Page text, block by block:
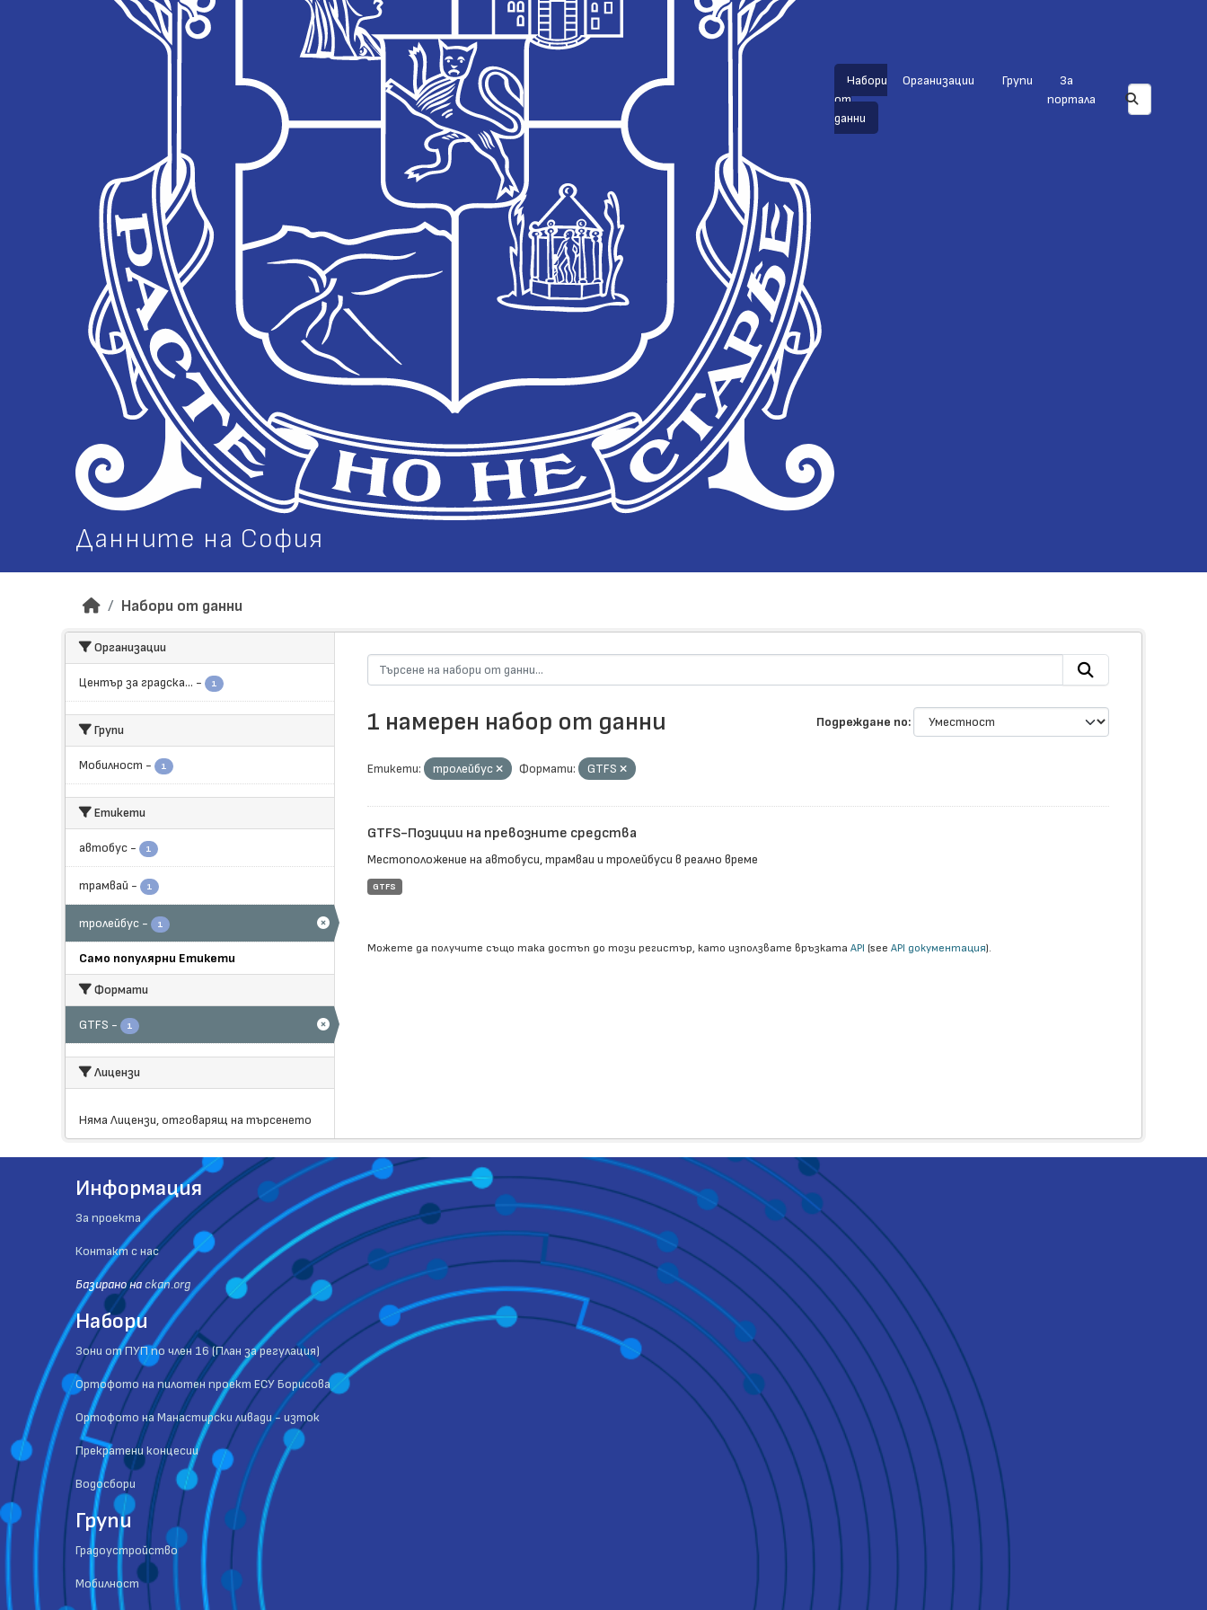
Данните на София
Набори
от
данни
Организации Групи
За
портала
Набори от данни
Организации
Център за градска... - 1
Групи
Мобилност - 1
Етикети
автобус - 1
трамвай - 1
тролейбус - 1
Само популярни Етикети
Формати
GTFS - 1
Лицензи
Няма Лицензи, отговарящ на търсенето
Подреждане по
1 намерен набор от данни
Етикети: тролейбус Формати: GTFS
GTFS-Позиции на превозните средства
Местоположение на автобуси, трамваи и тролейбуси в реално време
GTFS
Можете да получите също така достъп до този регистър, като използвате връзката API (see API документация).
Информация
За проекта
Контакт с нас
Базиранo на ckan.org
Набори
Зони от ПУП по член 16 (План за регулация)
Ортофото на пилотен проект ЕСУ Борисова
Ортофото на Манастирски ливади - изток
Прекратени концесии
Водосбори
Групи
Градоустройство
Мобилност